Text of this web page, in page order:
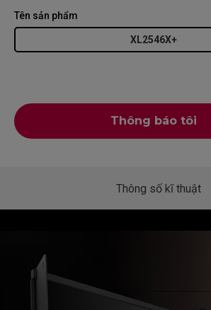
Tên sản phẩm
XL2546X+
Thông báo tôi